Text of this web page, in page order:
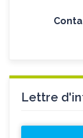
Lettre